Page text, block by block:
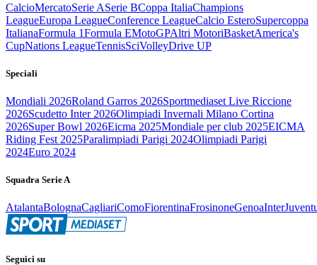
CalcioMercatoSerie ASerie BCoppa ItaliaChampions
LeagueEuropa LeagueConference LeagueCalcio EsteroSupercoppa
ItalianaFormula 1Formula EMotoGPAltri MotoriBasketAmerica's
CupNations LeagueTennisSciVolleyDrive UP
Speciali
Mondiali 2026Roland Garros 2026Sportmediaset Live Riccione
2026Scudetto Inter 2026Olimpiadi Invernali Milano Cortina
2026Super Bowl 2026Eicma 2025Mondiale per club 2025EICMA
Riding Fest 2025Paralimpiadi Parigi 2024Olimpiadi Parigi
2024Euro 2024
Squadra Serie A
AtalantaBolognaCagliariComoFiorentinaFrosinoneGenoaInter
Seguici su